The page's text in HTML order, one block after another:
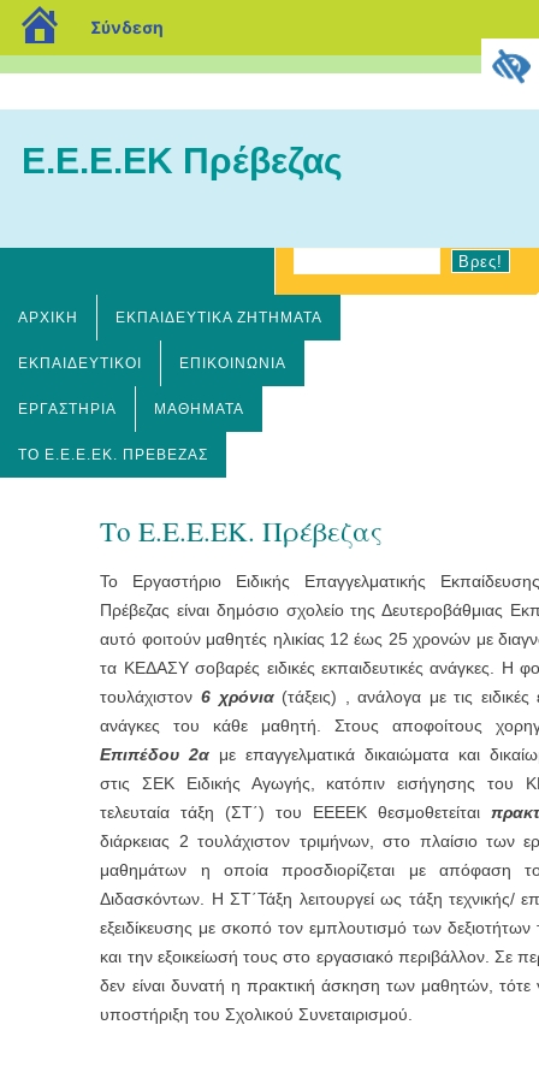
blogs.sch.gr
Σύνδεση
E.E.E.EK Πρέβεζας
ΑΡΧΙΚΉ ΕΚΠΑΙΔΕΥΤΙΚΆ ΖΗΤΉΜΑΤΑ
ΕΚΠΑΙΔΕΥΤΙΚΟΙ ΕΠΙΚΟΙΝΩΝΙΑ
ΕΡΓΑΣΤΗΡΙΑ ΜΑΘΗΜΑΤΑ
ΤΟ Ε.Ε.Ε.ΕΚ. ΠΡΈΒΕΖΑΣ
Το Ε.Ε.Ε.ΕΚ. Πρέβεζας
Το Εργαστήριο Ειδικής Επαγγελματικής
Πρέβεζας είναι δημόσιο σχολείο της Δευτεροβάθμιας
αυτό φοιτούν μαθητές ηλικίας 12 έως 25 χρονών με
τα ΚΕΔΑΣΥ σοβαρές ειδικές εκπαιδευτικές ανάγκες. Η
τουλάχιστον 6 χρόνια(τάξεις) , ανάλογα με τις ειδικές
ανάγκες του κάθε μαθητή. Στους αποφοίτους
Επιπέδου 2α με επαγγελματικά δικαιώματα και
στις ΣΕΚ Ειδικής Αγωγής, κατόπιν εισήγησης του
τελευταία τάξη (ΣΤ΄) του ΕΕΕΕΚ θεσμοθετείται
διάρκειας 2 τουλάχιστον τριμήνων, στο πλαίσιο των
μαθημάτων η οποία προσδιορίζεται με απόφαση
Διδασκόντων. Η ΣΤ΄Τάξη λειτουργεί ως τάξη τεχνικής/
εξειδίκευσης με σκοπό τον εμπλουτισμό των
και την εξοικείωσή τους στο εργασιακό περιβάλλον. Σε
δεν είναι δυνατή η πρακτική άσκηση των μαθητών, τότε
υποστήριξη του Σχολικού Συνεταιρισμού.